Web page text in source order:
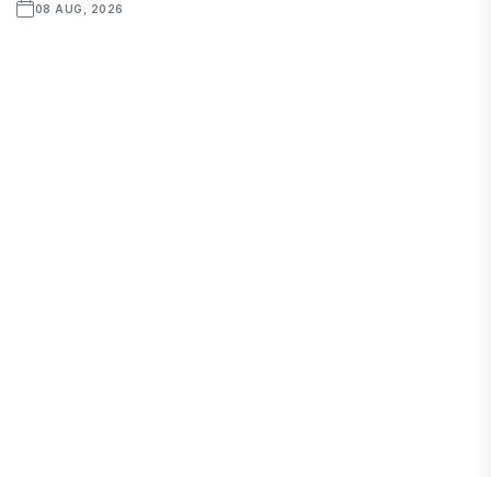
08 AUG, 2026